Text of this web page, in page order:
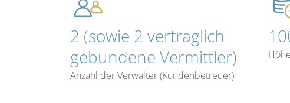
2 (sowie 2 vertraglich
gebundene Vermittler)
Anzahl der Verwalter (Kundenbetreuer)